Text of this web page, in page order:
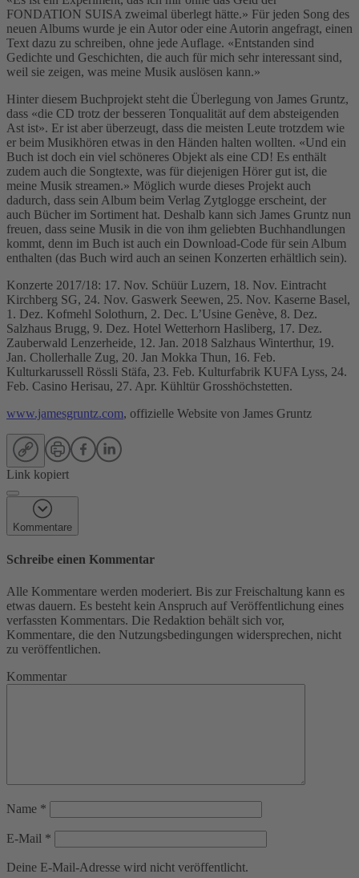
FONDATION SUISA zweimal überlegt hätte.» Für jeden Song des
neuen Albums wurde je ein Autor oder eine Autorin angefragt, einen
Text dazu zu schreiben, ohne jede Auflage. «Entstanden sind
Gedichte und Geschichten, die auch für mich sehr interessant sind,
weil sie zeigen, was meine Musik auslösen kann.»
Hinter diesem Buchprojekt steht die Überlegung von James Gruntz,
dass «die CD trotz der besseren Tonqualität auf dem absteigenden
Ast ist». Er ist aber überzeugt, dass die meisten Leute trotzdem wie
er beim Musikhören etwas in den Händen halten wollten. «Und ein
Buch ist doch ein viel schöneres Objekt als eine CD! Es enthält
zudem auch die Songtexte, was für diejenigen Hörer gut ist, die
meine Musik streamen.» Möglich wurde dieses Projekt auch
dadurch, dass sein Album beim Verlag Zytglogge erscheint, der
auch Bücher im Sortiment hat. Deshalb kann sich James Gruntz nun
freuen, dass seine Musik in die von ihm geliebten Buchhandlungen
kommt, denn im Buch ist auch ein Download-Code für sein Album
enthalten (das Buch wird auch an seinen Konzerten erhältlich sein).
Konzerte 2017/18: 17. Nov. Schüür Luzern, 18. Nov. Eintracht
Kirchberg SG, 24. Nov. Gaswerk Seewen, 25. Nov. Kaserne Basel,
1. Dez. Kofmehl Solothurn, 2. Dec. L’Usine Genève, 8. Dez.
Salzhaus Brugg, 9. Dez. Hotel Wetterhorn Hasliberg, 17. Dez.
Zauberwald Lenzerheide, 12. Jan. 2018 Salzhaus Winterthur, 19.
Jan. Chollerhalle Zug, 20. Jan Mokka Thun, 16. Feb.
Kulturkarussell Rössli Stäfa, 23. Feb. Kulturfabrik KUFA Lyss, 24.
Feb. Casino Herisau, 27. Apr. Kühltür Grosshöchstetten.
www.jamesgruntz.com, offizielle Website von James Gruntz
Link kopiert
Kommentare
Schreibe einen Kommentar
Alle Kommentare werden moderiert. Bis zur Freischaltung kann es
etwas dauern. Es besteht kein Anspruch auf Veröffentlichung eines
verfassten Kommentars. Die Redaktion behält sich vor,
Kommentare, die den Nutzungsbedingungen widersprechen, nicht
zu veröffentlichen.
Kommentar
Name *
E-Mail *
Deine E-Mail-Adresse wird nicht veröffentlicht.